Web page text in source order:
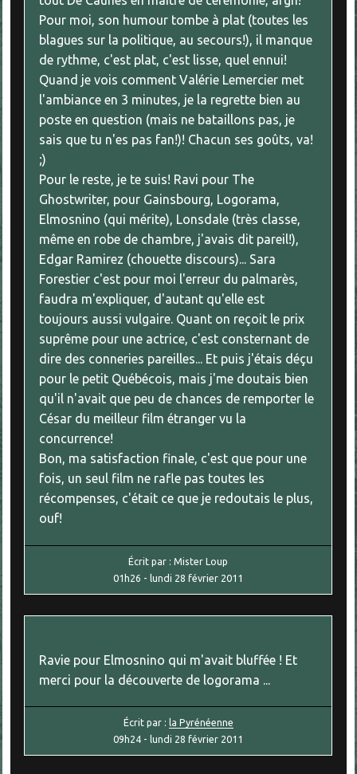
Pour moi, son humour tombe à plat (toutes les
blagues sur la politique, au secours!), il manque
de rythme, c'est plat, c'est lisse, quel ennui!
Quand je vois comment Valérie Lemercier met
l'ambiance en 3 minutes, je la regrette bien au
poste en question (mais ne bataillons pas, je
sais que tu n'es pas fan!)! Chacun ses goûts, va!
;)
Pour le reste, je te suis! Ravi pour The
Ghostwriter, pour Gainsbourg, Logorama,
Elmosnino (qui mérite), Lonsdale (très classe,
même en robe de chambre, j'avais dit pareil!),
Edgar Ramirez (chouette discours)... Sara
Forestier c'est pour moi l'erreur du palmarès,
faudra m'expliquer, d'autant qu'elle est
toujours aussi vulgaire. Quant on reçoit le prix
suprême pour une actrice, c'est consternant de
dire des conneries pareilles... Et puis j'étais déçu
pour le petit Québécois, mais j'me doutais bien
qu'il n'avait que peu de chances de remporter le
César du meilleur film étranger vu la
concurrence!
Bon, ma satisfaction finale, c'est que pour une
fois, un seul film ne rafle pas toutes les
récompenses, c'était ce que je redoutais le plus,
ouf!
Écrit par :Mister Loup
01h26 -lundi 28 février 2011
Ravie pour Elmosnino qui m'avait bluffée ! Et
merci pour la découverte de logorama ...
Écrit par : la Pyrénéenne
09h24 - lundi 28 février 2011